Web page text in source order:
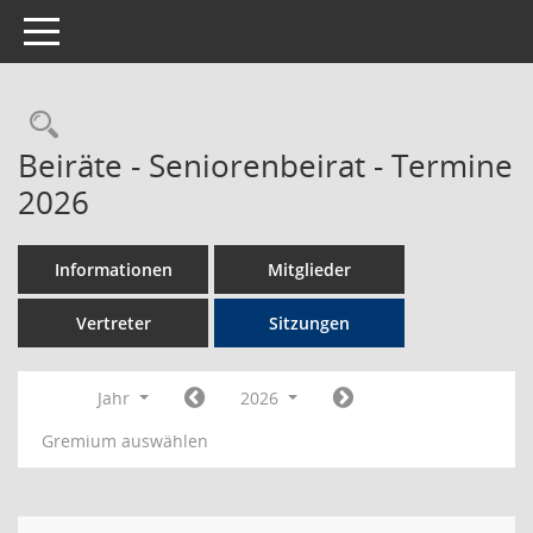
Toggle navigation
Rechercheauswahl
Beiräte - Seniorenbeirat - Termine
2026
Informationen Mitglieder
Vertreter Sitzungen
Jahr
2026
Gremium auswählen